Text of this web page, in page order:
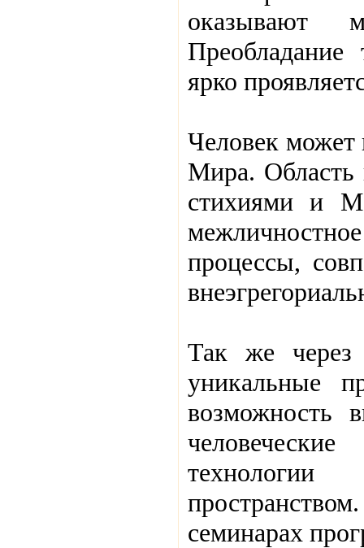
оказывают
ярко
Человек может
Мира. Область
стихиями и
процессы,
Так же через
уникальные
возможность
семинарах